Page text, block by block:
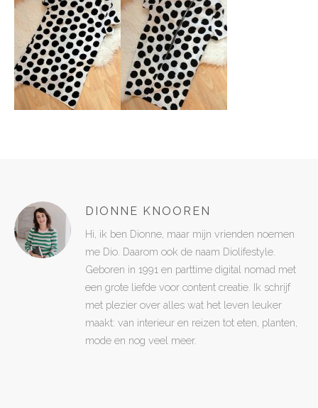
DIONNE KNOOREN
Hi, ik ben Dionne, maar mijn vrienden noemen
me Dio. Daarom ook de naam Diolifestyle.
Geboren in 1991 en parttime digital nomad met
een grote liefde voor content creatie. Ik schrijf
met plezier over alles wat het leven leuker
maakt: van interieur en reizen tot eten, planten,
mode en nog veel meer.